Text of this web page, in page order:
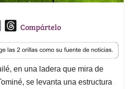
a
i
l
T
r
e
a
d
Compártelo
en una ladera que mira de
se levanta una estructura